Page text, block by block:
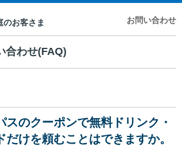
お問い合わせ
合わせ(FAQ)
スのクーポンで無料ドリンク・
だけを頼むことはできますか。